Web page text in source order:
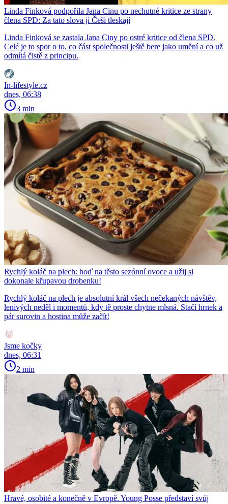
Linda Finková podpořila Jana Cinu po nechutné kritice ze strany
člena SPD: Za tato slova jí Češi tleskají
Linda Finková se zastala Jana Ciny po ostré kritice od člena SPD.
Celé je to spor o to, co část společnosti ještě bere jako umění a co už
odmítá čistě z principu.
In-lifestyle.cz
dnes, 06:38
3 min
Rychlý koláč na plech: hoď na těsto sezónní ovoce a užij si
dokonale křupavou drobenku!
Rychlý koláč na plech je absolutní král všech nečekaných návštěv,
lenivých neděl i momentů, kdy tě proste chytne mlsná. Stačí hrnek a
pár surovin a hostina může začít!
Jsme kočky
dnes, 06:31
2 min
Hravé, osobité a konečně v Evropě. Young Posse představí svůj